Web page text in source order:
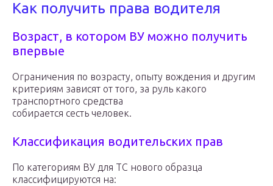
Как получить права водителя
Возраст, в котором ВУ можно получить
впервые
Ограничения по возрасту, опыту вождения и другим
критериям зависят от того, за руль какого
транспортного средства
собирается сесть человек.
Классификация водительских прав
По категориям ВУ для ТС нового образца
классифицируются на: